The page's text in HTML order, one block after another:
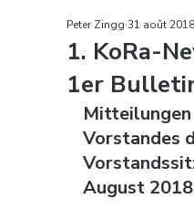
1. KoRa-
1er
Peter Zingg 31 août 2018
Mitteilungen
Vorstandes
August